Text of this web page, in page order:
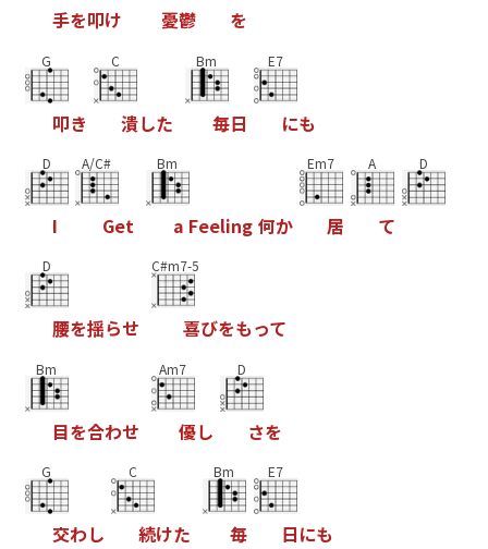
手を叩け 憂鬱 を
G
叩き
C
潰した
Bm
毎日
E7
にも
D
I
A/C#
Get
Bm
a Feeling 何か
Em7
居
A
て
D
D
腰を揺らせ
C#m7-5
喜びをもって
Bm
目を合わせ
Am7
優し
D
さを
G
交わし
C
続けた
Bm
毎
E7
日にも